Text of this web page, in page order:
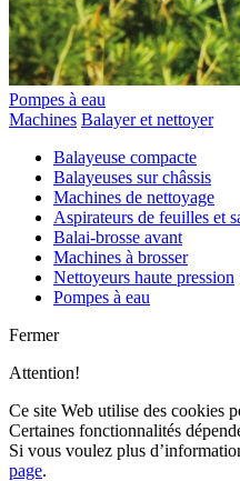
Pompes à eau
Machines Balayer et nettoyer
Balayeuse compacte
Balayeuses sur châssis
Machines de nettoyage
Aspirateurs de feuilles et
Balai-brosse avant
Machines à brosser
Nettoyeurs haute pression
Pompes à eau
Fermer
Attention!
Ce site Web utilise des cookies
Certaines fonctionnalités
Si vous voulez plus
page.